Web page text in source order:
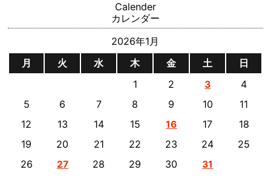
Calender
カレンダー
2026年1月
月
火 水 木 金 土 日
1 2 3
4
5
6 7 8 9 10
11
12
13 14 15 16 17
18
19
20 21 22 23 24
25
26
27 28 29 30 31